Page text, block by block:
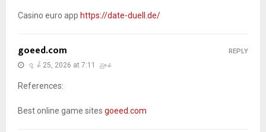
Casino euro app https://date-duell.de/
goeed.com
ဇွန် 25, 2026 at 7:11 ညနေ
References:
Best online game sites goeed.com
REPLY